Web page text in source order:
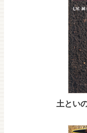
土とい